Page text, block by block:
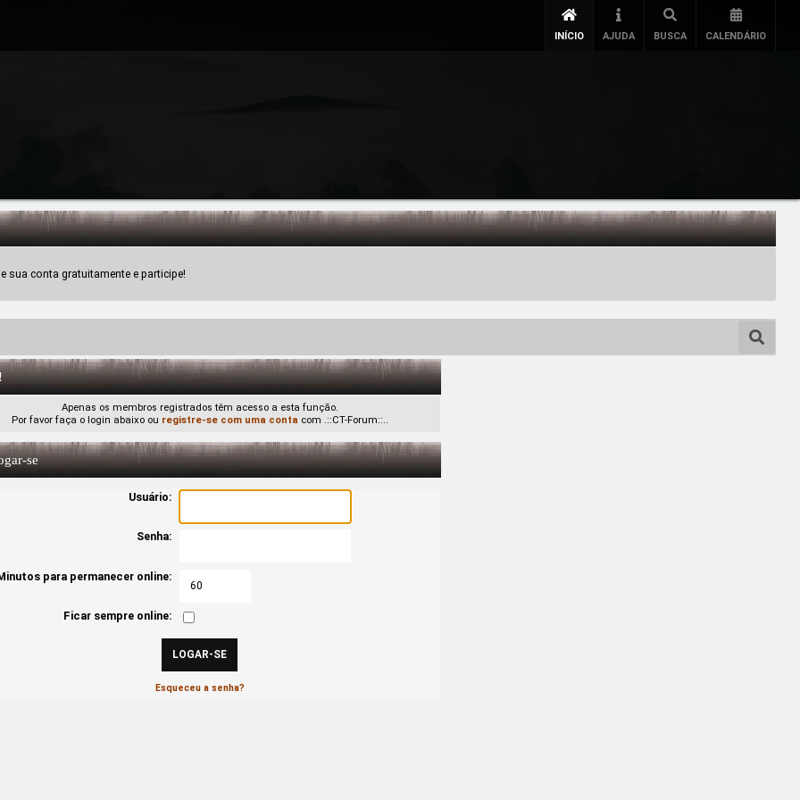
INÍCIO AJUDA BUSCA CALENDÁRIO
conta gratuitamente e participe!
Apenas os membros registrados têm acesso a esta função.
Por favor faça o login abaixo ou registre-se com uma conta com .::CT-Forum::..
se
Usuário:
Senha:
para permanecer online:
Ficar sempre online:
Esqueceu a senha?